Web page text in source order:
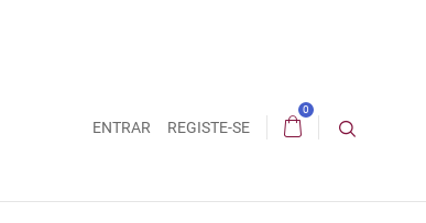
ENTRAR REGISTE-SE
0